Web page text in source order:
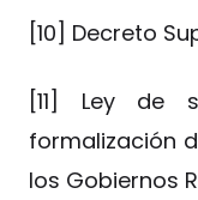
[10] Decreto
[11] Ley de
formalización
los Gobiernos